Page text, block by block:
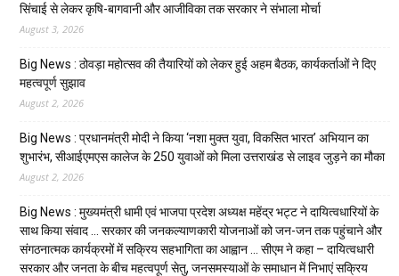
सिंचाई से लेकर कृषि-बागवानी और आजीविका तक सरकार ने संभाला मोर्चा
August 3, 2026
Big News : ठोवड़ा महोत्सव की तैयारियों को लेकर हुई अहम बैठक, कार्यकर्ताओं ने दिए
महत्वपूर्ण सुझाव
August 2, 2026
Big News : प्रधानमंत्री मोदी ने किया ‘नशा मुक्त युवा, विकसित भारत’ अभियान का
शुभारंभ, सीआईएमएस कालेज के 250 युवाओं को मिला उत्तराखंड से लाइव जुड़ने का मौका
August 2, 2026
Big News : मुख्यमंत्री धामी एवं भाजपा प्रदेश अध्यक्ष महेंद्र भट्ट ने दायित्वधारियों के
साथ किया संवाद … सरकार की जनकल्याणकारी योजनाओं को जन-जन तक पहुंचाने और
संगठनात्मक कार्यक्रमों में सक्रिय सहभागिता का आह्वान … सीएम ने कहा – दायित्वधारी
सरकार और जनता के बीच महत्वपूर्ण सेतु, जनसमस्याओं के समाधान में निभाएं सक्रिय